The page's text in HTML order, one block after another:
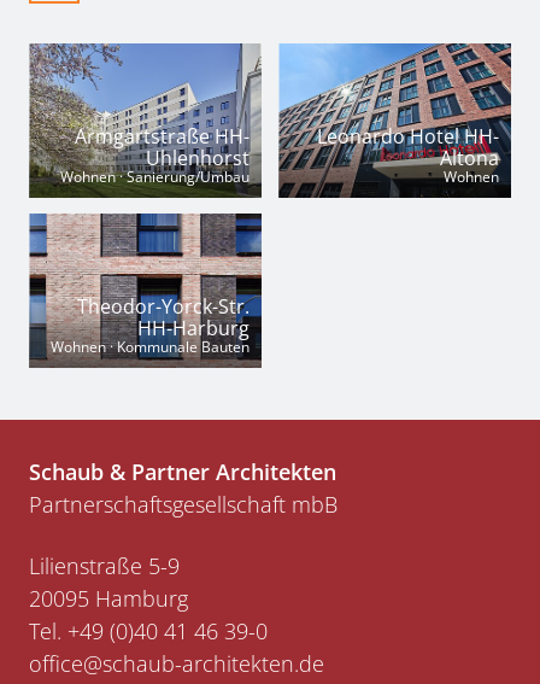
Armgartstraße HH-
Uhlenhorst
Wohnen · Sanierung/Umbau
Leonardo Hotel HH-
Altona
Wohnen
Theodor-Yorck-Str.
HH-Harburg
Wohnen · Kommunale Bauten
Schaub & Partner Architekten
Partnerschaftsgesellschaft mbB
Lilienstraße 5-9
20095 Hamburg
Tel. +49 (0)40 41 46 39-0
​​​​​​​office@schaub-architekten.de